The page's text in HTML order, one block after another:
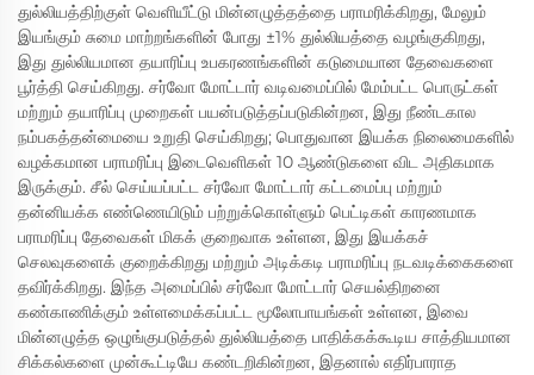
துல்லியத்திற்குள் வெளியீட்டு மின்னழுத்தத்தை பராமரிக்கிறது, மேலும்
இயங்கும் சுமை மாற்றங்களின் போது ±1% துல்லியத்தை வழங்குகிறது,
இது துல்லியமான தயாரிப்பு உபகரணங்களின் கடுமையான தேவைகளை
பூர்த்தி செய்கிறது. சர்வோ மோட்டார் வடிவமைப்பில் மேம்பட்ட பொருட்கள்
மற்றும் தயாரிப்பு முறைகள் பயன்படுத்தப்படுகின்றன, இது நீண்டகால
நம்பகத்தன்மையை உறுதி செய்கிறது; பொதுவான இயக்க நிலைமைகளில்
வழக்கமான பராமரிப்பு இடைவெளிகள் 10 ஆண்டுகளை விட அதிகமாக
இருக்கும். சீல் செய்யப்பட்ட சர்வோ மோட்டார் கட்டமைப்பு மற்றும்
தன்னியக்க எண்ணெயிடும் பற்றுக்கொள்ளும் பெட்டிகள் காரணமாக
பராமரிப்பு தேவைகள் மிகக் குறைவாக உள்ளன, இது இயக்கச்
செலவுகளைக் குறைக்கிறது மற்றும் அடிக்கடி பராமரிப்பு நடவடிக்கைகளை
தவிர்க்கிறது. இந்த அமைப்பில் சர்வோ மோட்டார் செயல்திறனை
கண்காணிக்கும் உள்ளமைக்கப்பட்ட மூலோபாயங்கள் உள்ளன, இவை
மின்னழுத்த ஒழுங்குபடுத்தல் துல்லியத்தை பாதிக்கக்கூடிய சாத்தியமான
சிக்கல்களை முன்கூட்டியே கண்டறிகின்றன, இதனால் எதிர்பாராத